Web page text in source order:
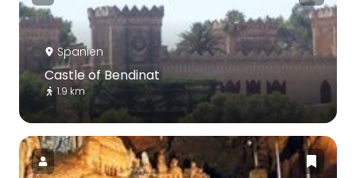
Spanien
Castle of Bendinat
1.9 km